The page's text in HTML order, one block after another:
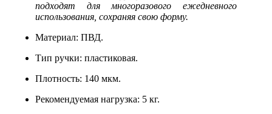
подходят для многоразового ежедневного
использования, сохраняя свою форму.
Материал: ПВД.
Тип ручки: пластиковая.
Плотность: 140 мкм.
Рекомендуемая нагрузка: 5 кг.